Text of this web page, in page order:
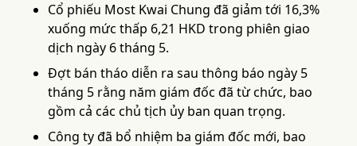
Cổ phiếu Most Kwai Chung đã giảm tới 16,3%
xuống mức thấp 6,21 HKD trong phiên giao
dịch ngày 6 tháng 5.
Đợt bán tháo diễn ra sau thông báo ngày 5
tháng 5 rằng năm giám đốc đã từ chức, bao
gồm cả các chủ tịch ủy ban quan trọng.
Công ty đã bổ nhiệm ba giám đốc mới, bao